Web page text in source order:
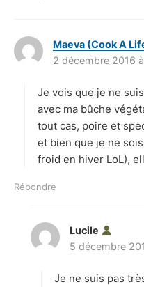
Maeva (Cook A
2 décembre 2016
Je vois que je ne
avec ma bûche
tout cas, poire et
et bien que je ne
froid en hiver LoL),
Répondre
Lucile
i
5 décembre
Je ne suis pas